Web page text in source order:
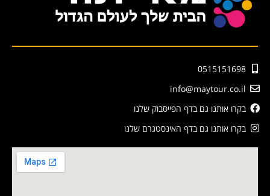
0515151698
info@maytour.co.il
בקרו אותנו גם בדף הפייסבוק שלנו
בקרו אותנו גם בדף האינסטגרם שלנו